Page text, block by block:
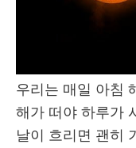
우리는 매일 아침
해가 떠야 하루가
날이 흐리면 괜히